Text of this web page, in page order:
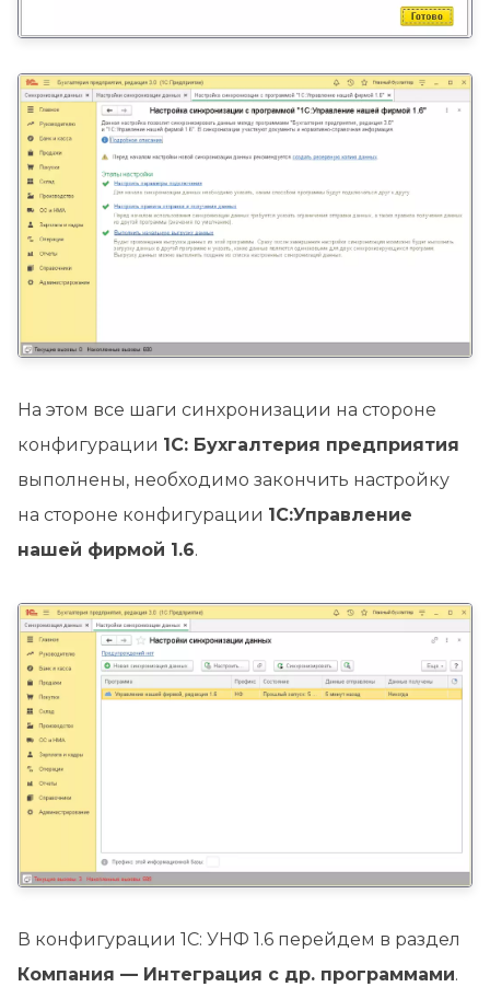
На этом все шаги синхронизации на стороне
конфигурации 1С: Бухгалтерия предприятия
выполнены, необходимо закончить настройку
на стороне конфигурации 1С:Управление
нашей фирмой 1.6.
В конфигурации 1С: УНФ 1.6 перейдем в раздел
Компания — Интеграция с др. программами.